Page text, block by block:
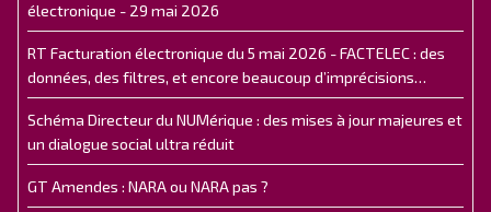
électronique - 29 mai 2026
RT Facturation électronique du 5 mai 2026 - FACTELEC : des
données, des filtres, et encore beaucoup d’imprécisions…
Schéma Directeur du NUMérique : des mises à jour majeures et
un dialogue social ultra réduit
GT Amendes : NARA ou NARA pas ?